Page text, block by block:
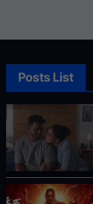
Posts List